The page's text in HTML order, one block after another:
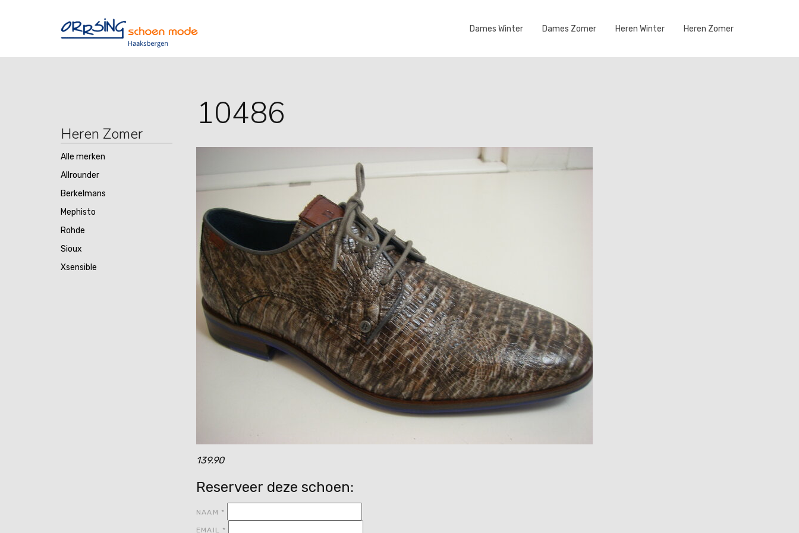
Dames Winter Dames Zomer Heren Winter Heren Zomer
Heren Zomer
Alle merken
Allrounder
Berkelmans
Mephisto
Rohde
Sioux
Xsensible
10486
139.90
Reserveer deze schoen:
NAAM *
EMAIL *